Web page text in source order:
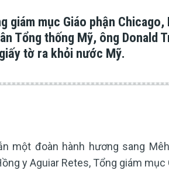
giám mục Giáo phận Chicago,
Tổng thống Mỹ, ông Donald
tờ ra khỏi nước Mỹ.
một đoàn hành hương sang
y Aguiar Retes, Tổng giám